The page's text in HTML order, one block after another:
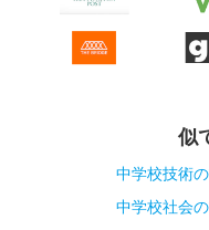
似
中学校技術
中学校社会